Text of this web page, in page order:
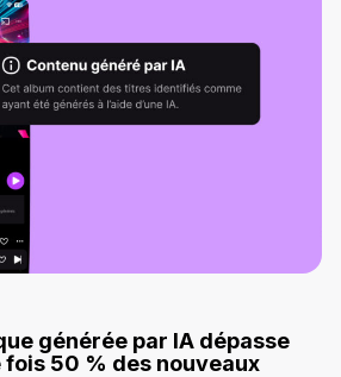
générée par IA dépasse
50 % des nouveaux